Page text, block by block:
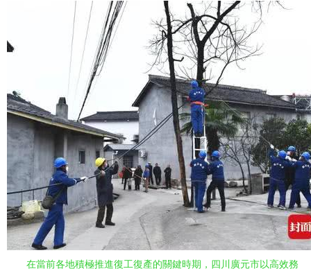
在當前各地積極推進復工復產的關鍵時期，四川廣元市以高效務